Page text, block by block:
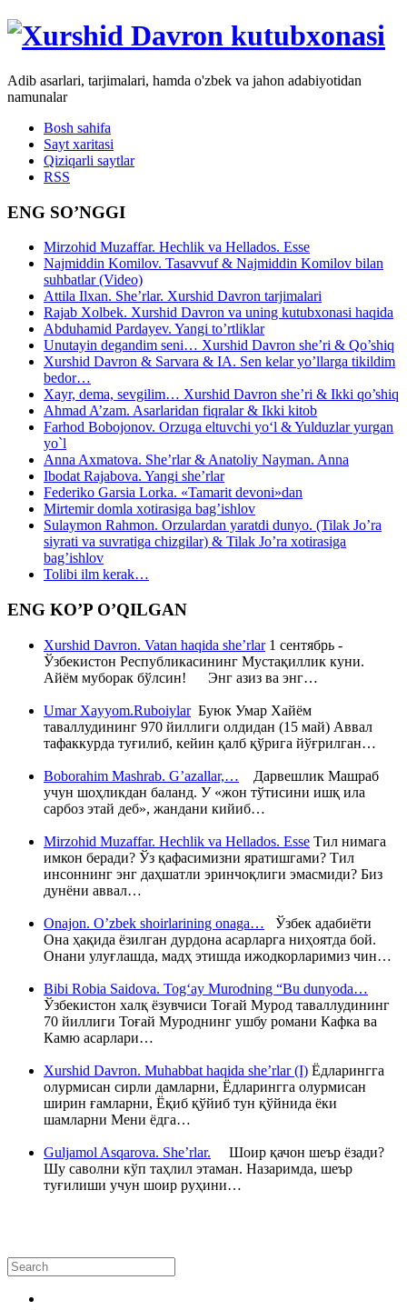
Adib asarlari, tarjimalari, hamda o'zbek va jahon adabiyotidan
namunalar
Bosh sahifa
Sayt xaritasi
Qiziqarli saytlar
RSS
ENG SO’NGGI
Mirzohid Muzaffar. Hechlik va Hellados. Esse
Najmiddin Komilov. Tasavvuf & Najmiddin Komilov bilan
suhbatlar (Video)
Attila Ilxan. She’rlar. Xurshid Davron tarjimalari
Rajab Xolbek. Xurshid Davron va uning kutubxonasi haqida
Abduhamid Pardayev. Yangi to’rtliklar
Unutayin degandim seni… Xurshid Davron she’ri & Qo’shiq
Xurshid Davron & Sarvara & IA. Sen kelar yo’llarga tikildim
bedor…
Xayr, dema, sevgilim… Xurshid Davron she’ri & Ikki qo’shiq
Ahmad A’zam. Asarlaridan fiqralar & Ikki kitob
Farhod Bobojonov. Orzuga eltuvchi yo‘l & Yulduzlar yurgan
yo`l
Anna Axmatova. She’rlar & Anatoliy Nayman. Anna
Ibodat Rajabova. Yangi she’rlar
Federiko Garsia Lorka. «Tamarit devoni»dan
Mirtemir domla xotirasiga bag’ishlov
Sulaymon Rahmon. Orzulardan yaratdi dunyo. (Tilak Jo’ra
siyrati va suvratiga chizgilar) & Tilak Jo’ra xotirasiga
bag’ishlov
Tolibi ilm kerak…
ENG KO’P O’QILGAN
Xurshid Davron. Vatan haqida she’rlar1 сентябрь -
Ўзбекистон Республикасининг Мустақиллик куни.
Айём муборак бўлсин! Энг азиз ва энг…
Umar Xayyom.RuboiylarБуюк Умар Хайём
таваллудининг 970 йиллиги олдидан (15 май) Аввал
тафаккурда туғилиб, кейин қалб қўрига йўғрилган…
Boborahim Mashrab. G’azallar,… Дарвешлик Машраб
учун шоҳликдан баланд. У «жон тўтисини ишқ ила
сарбоз этай деб», жандани кийиб…
Mirzohid Muzaffar. Hechlik va Hellados. Esse Тил нимага
имкон беради? Ўз қафасимизни яратишгами? Тил
инсоннинг энг даҳшатли эринчоқлиги эмасмиди? Биз
дунёни аввал…
Onajon. O’zbek shoirlarining onaga… Ўзбек адабиёти
Она ҳақида ёзилган дурдона асарларга ниҳоятда бой.
Онани улуғлашда, мадҳ этишда ижодкорларимиз чин…
Bibi Robia Saidova. Tog‘ay Murodning “Bu dunyoda…
Ўзбекистон халқ ёзувчиси Тоғай Мурод таваллудининг
70 йиллиги Тоғай Муроднинг ушбу романи Кафка ва
Камю асарлари…
Xurshid Davron. Muhabbat haqida she’rlar (I) Ёдларингга
олурмисан сирли дамларни, Ёдларингга олурмисан
ширин ғамларни, Ёқиб қўйиб тун қўйнида ёки
шамларни Мени ёдга…
Guljamol Asqarova. She’rlar. Шоир қачон шеър ёзади?
Шу саволни кўп таҳлил этаман. Назаримда, шеър
туғилиши учун шоир руҳини…